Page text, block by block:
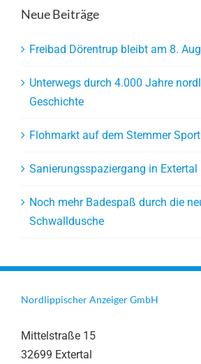
Neue Beiträge
Freibad Dörentrup bleibt am 8.
Unterwegs durch 4.000 Jahre
Geschichte
Flohmarkt auf dem Stemmer
Sanierungsspaziergang in Extertal
Noch mehr Badespaß durch die
Schwalldusche
Nordlippischer Anzeiger GmbH
Mittelstraße 15
32699 Extertal